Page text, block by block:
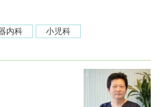
内科 小児科